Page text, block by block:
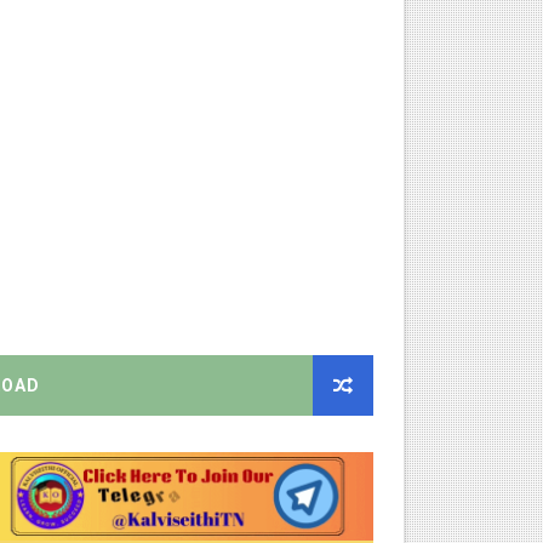
மாணவர்கள் பங்கேற்க தமிழ்நாடு பள்ளிக்கல்வி இணை
வெளியீடு!
சஸ்பெண்ட்!